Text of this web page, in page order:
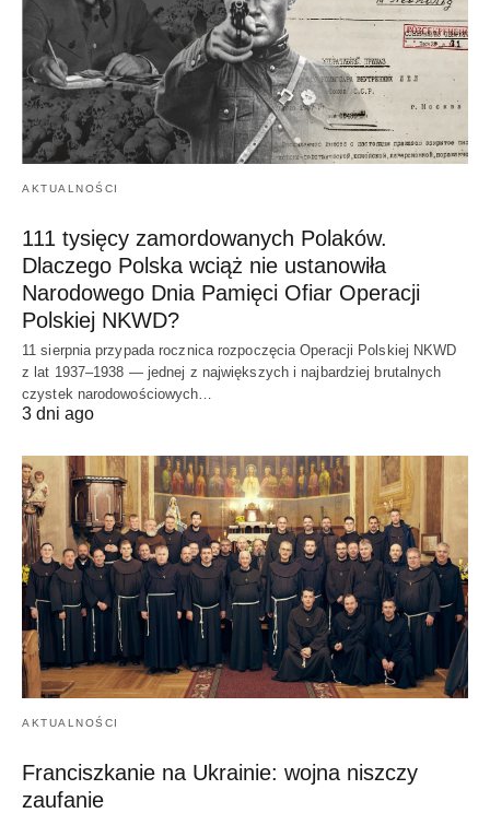
AKTUALNOŚCI
111 tysięcy zamordowanych Polaków.
Dlaczego Polska wciąż nie ustanowiła
Narodowego Dnia Pamięci Ofiar Operacji
Polskiej NKWD?
11 sierpnia przypada rocznica rozpoczęcia Operacji Polskiej NKWD
z lat 1937–1938 — jednej z największych i najbardziej brutalnych
czystek narodowościowych…
3 dni ago
AKTUALNOŚCI
Franciszkanie na Ukrainie: wojna niszczy
zaufanie